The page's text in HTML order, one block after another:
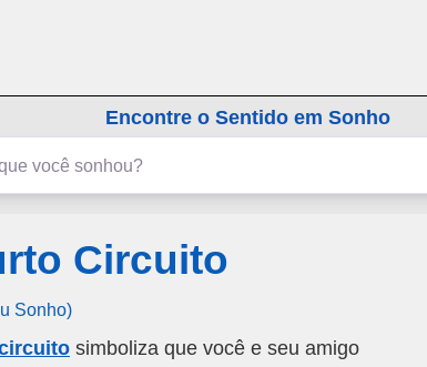
Encontre o Sentido em Sonho
Circuito
Sonho)
simboliza que você e seu amigo